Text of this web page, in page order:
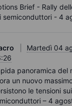
Brief - Rally
semiconduttori - 4
Martedì 04
panoramica del
un nuovo
le tensioni
– 4